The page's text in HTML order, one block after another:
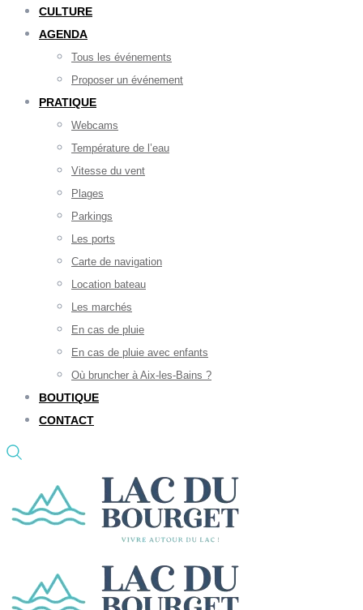
CULTURE
AGENDA
Tous les événements
Proposer un événement
PRATIQUE
Webcams
Température de l’eau
Vitesse du vent
Plages
Parkings
Les ports
Carte de navigation
Location bateau
Les marchés
En cas de pluie
En cas de pluie avec enfants
Où bruncher à Aix-les-Bains ?
BOUTIQUE
CONTACT